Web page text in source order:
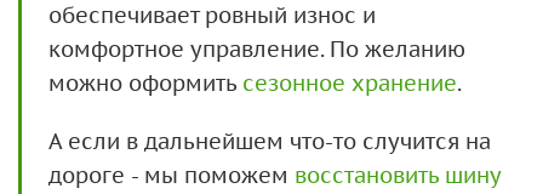
обеспечивает ровный износ и
комфортное управление. По желанию
можно оформить сезонное хранение.
А если в дальнейшем что-то случится на
дороге - мы поможем восстановить шину